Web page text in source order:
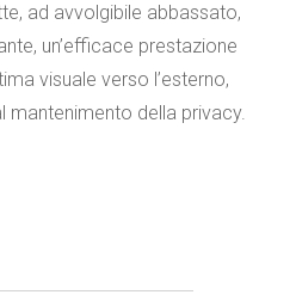
ad avvolgibile abbassato,
un’efficace prestazione
visuale verso l’esterno,
della privacy.